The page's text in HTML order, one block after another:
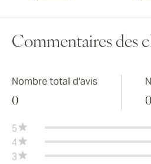
Commentaires des
Nombre total d'avis
0 0
5
4
3